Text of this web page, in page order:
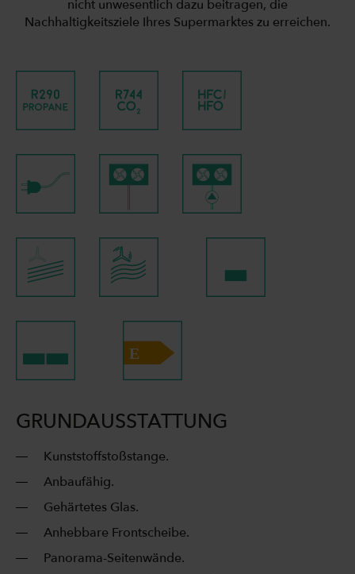
nicht unwesentlich dazu beitragen, die
Nachhaltigkeitsziele Ihres Supermarktes zu erreichen.
GRUNDAUSSTATTUNG
Kunststoffstoßstange.
Anbaufähig.
Gehärtetes Glas.
Anhebbare Frontscheibe.
Panorama-Seitenwände.